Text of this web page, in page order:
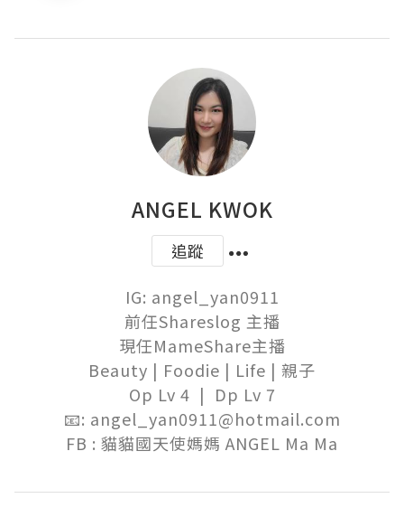
ANGEL KWOK
追蹤
IG: angel_yan0911
前任Shareslog 主播
現任MameShare主播
Beauty | Foodie | Life | 親子
Op Lv 4  |  Dp Lv 7
📧: angel_yan0911@hotmail.com
FB : 貓貓國天使媽媽 ANGEL Ma Ma